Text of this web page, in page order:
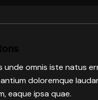
unde omnis iste natus
doloremque
eaque ipsa quae.